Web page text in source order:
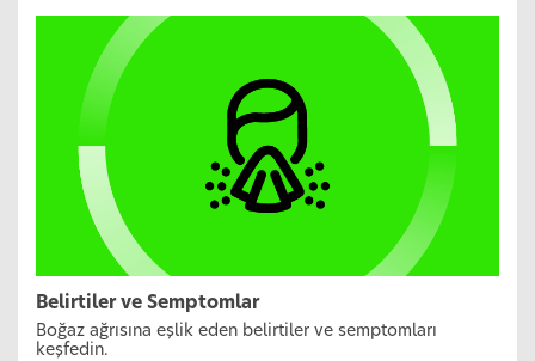
Belirtiler ve Semptomlar
Boğaz ağrısına eşlik eden belirtiler ve semptomları
keşfedin.